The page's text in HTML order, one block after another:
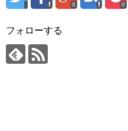
0 0
フォローする